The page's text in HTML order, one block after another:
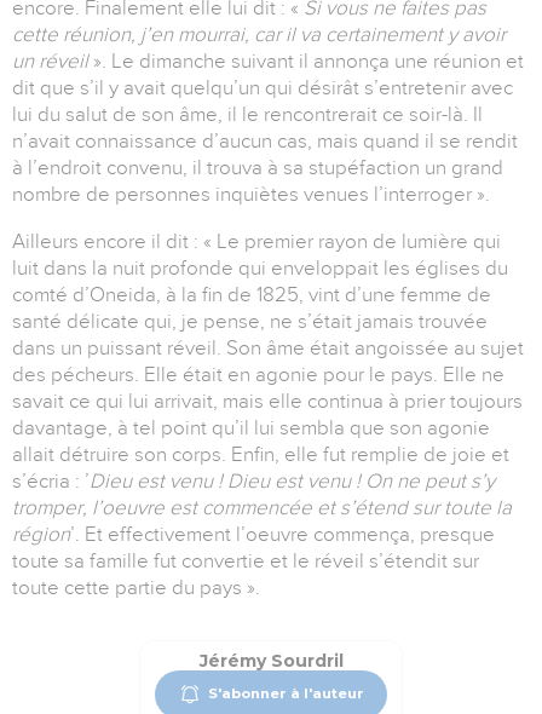
encore. Finalement elle lui dit : « Si vous ne faites pas
cette réunion, j’en mourrai, car il va certainement y avoir
un réveil ». Le dimanche suivant il annonça une réunion et
dit que s’il y avait quelqu’un qui désirât s’entretenir avec
lui du salut de son âme, il le rencontrerait ce soir-là. Il
n’avait connaissance d’aucun cas, mais quand il se rendit
à l’endroit convenu, il trouva à sa stupéfaction un grand
nombre de personnes inquiètes venues l’interroger ».
Ailleurs encore il dit : « Le premier rayon de lumière qui
luit dans la nuit profonde qui enveloppait les églises du
comté d’Oneida, à la fin de 1825, vint d’une femme de
santé délicate qui, je pense, ne s’était jamais trouvée
dans un puissant réveil. Son âme était angoissée au sujet
des pécheurs. Elle était en agonie pour le pays. Elle ne
savait ce qui lui arrivait, mais elle continua à prier toujours
davantage, à tel point qu’il lui sembla que son agonie
allait détruire son corps. Enfin, elle fut remplie de joie et
s’écria : ’Dieu est venu ! Dieu est venu ! On ne peut s’y
tromper, l’oeuvre est commencée et s’étend sur toute la
région’. Et effectivement l’oeuvre commença, presque
toute sa famille fut convertie et le réveil s’étendit sur
toute cette partie du pays ».
Jérémy Sourdril
S'abonner à l'auteur